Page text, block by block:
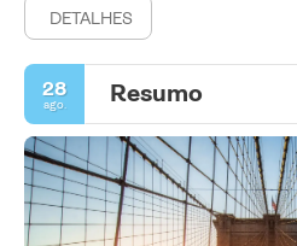
DETALHES
28
ago. Resumo